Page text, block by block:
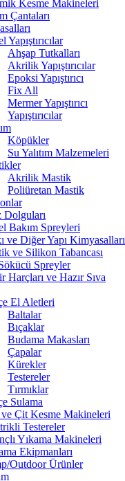
Kesme Makineleri
Çantaları
Yapıştırıcılar
Ahşap Tutkalları
Akrilik Yapıştırıcılar
Epoksi Yapıştırıcı
Fix All
Mermer Yapıştırıcı
Yapıştırıcılar
Köpükler
Su Yalıtım Malzemeleri
Akrilik Mastik
Poliüretan Mastik
Dolguları
Bakım Spreyleri
ve Diğer Yapı Kimyasalları
ve Silikon Tabancası
Spreyler
Harçları ve Hazır Sıva
El Aletleri
Baltalar
Bıçaklar
Budama Makasları
Çapalar
Kürekler
Testereler
Tırmıklar
Sulama
Çit Kesme Makineleri
Testereler
Yıkama Makineleri
Ekipmanları
Outdoor Ürünler